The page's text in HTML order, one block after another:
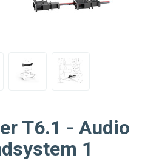
T6.1 - Audio
1